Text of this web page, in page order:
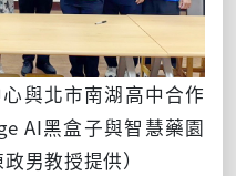
與北市南湖高中合作
AI黑盒子與智慧藥園
男教授提供）